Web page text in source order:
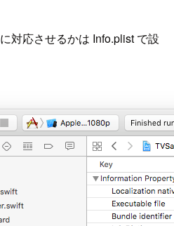
対応させるかは Info.plist で設